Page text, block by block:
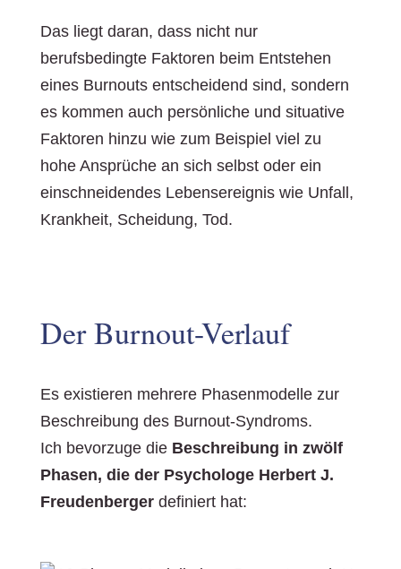
Das liegt daran, dass nicht nur
berufsbedingte Faktoren beim Entstehen
eines Burnouts entscheidend sind, sondern
es kommen auch persönliche und situative
Faktoren hinzu wie zum Beispiel viel zu
hohe Ansprüche an sich selbst oder ein
einschneidendes Lebensereignis wie Unfall,
Krankheit, Scheidung, Tod.
Der Burnout-Verlauf
Es existieren mehrere Phasenmodelle zur
Beschreibung des Burnout-Syndroms.
Ich bevorzuge die Beschreibung in zwölf
Phasen, die der Psychologe Herbert J.
Freudenbergerdefiniert hat: